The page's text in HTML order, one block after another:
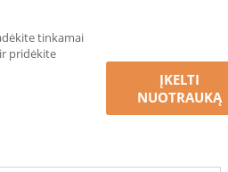
tinkamai
pridėkite
ĮKELTI
NUOTRAUKĄ